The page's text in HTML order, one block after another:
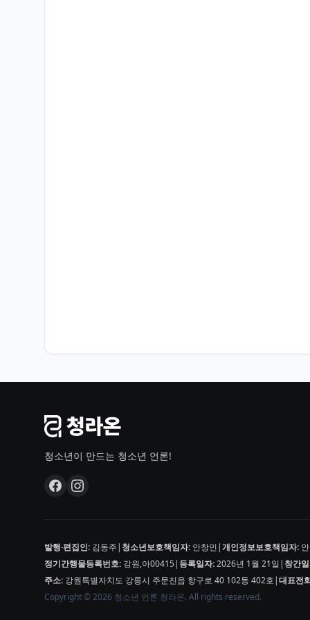
청소년이 만드는 청소년 언론!
발행·편집인: 김동주| 청소년보호책임자: 안창민|개인정보보호책임자:
정기간행물등록번호: 강원,아00415| 등록일자:2026년 1월 21일|창간
주소: 강원특별자치도 강릉시 주문진읍 항구로 40 102동 402호|대표전
Copyright © 2026 청소년 언론 청라온. All rights reserved.